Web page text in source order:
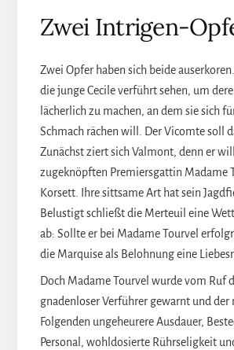
Zwei Intrigen-
Zwei Opfer haben sich beide
die junge Cecile verführt sehen, um
lächerlich zu machen, an dem sie sich
Schmach rächen will. Der Vicomte soll
Zunächst ziert sich Valmont, denn er
zugeknöpften Premiersgattin Madame
Korsett. Ihre sittsame Art hat sein
Belustigt schließt die Merteuil eine
ab: Sollte er bei Madame Tourvel
die Marquise als Belohnung eine
Doch Madame Tourvel wurde vom Ruf
gnadenloser Verführer gewarnt und der
Folgenden ungeheurere Ausdauer,
Personal, wohldosierte Rührseligkeit